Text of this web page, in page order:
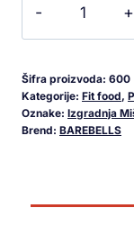
Šifra proizvoda: 600
Kategorije: Fit food,
Oznake: Izgradnja
Brend: BAREBELLS